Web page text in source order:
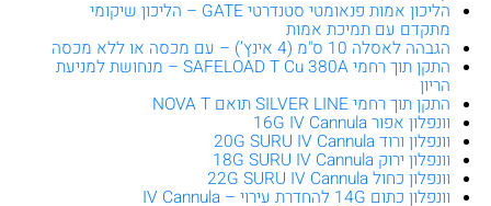
הליכון אמות פנאומטי סטנדרטי GATE – הליכון שיקומי
מתקדם עם תמיכת אמות
הגבהה לאסלה 10 ס"מ (4 אינץ’) – עם מכסה או ללא מכסה
התקן תוך רחמי SAFELOAD T Cu 380A – מנחושת למניעת
הריון
התקן תוך רחמי SILVER LINE תואם NOVA T
וונפלון אפור 16G IV Cannula
וונפלון ורוד 20G SURU IV Cannula
וונפלון ירוק 18G SURU IV Cannula
וונפלון כחול 22G SURU IV Cannula
וונפלון כתום 14G להחדרת עירוי – IV Cannula